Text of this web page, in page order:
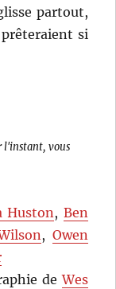
partout,
si
l'instant, vous
Huston, Ben
, Owen
deWes